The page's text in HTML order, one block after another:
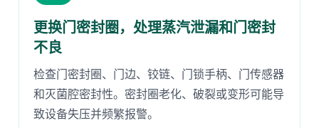
更换门密封圈，处理蒸汽泄漏和门密封
不良
检查门密封圈、门边、铰链、门锁手柄、门传感器
和灭菌腔密封性。密封圈老化、破裂或变形可能导
致设备失压并频繁报警。